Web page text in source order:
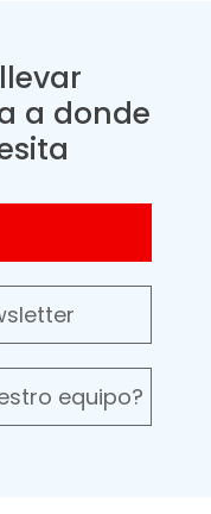
a donde
equipo?